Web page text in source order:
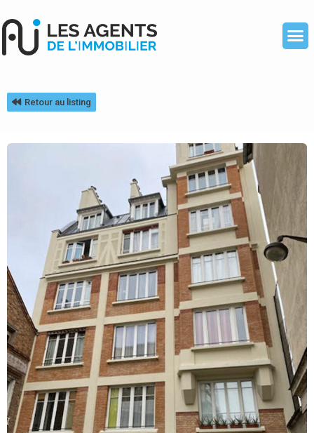
Retour au listing